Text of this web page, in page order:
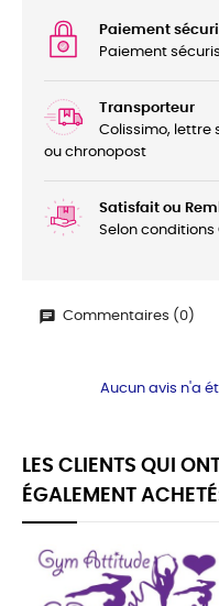
Paiement
Paiement
Transporteur
Colissimo, lettre
ou chronopost
Satisfait ou
Selon conditions
Commentaires (0)
Aucun avis n'a
LES CLIENTS QUI
ÉGALEMENT